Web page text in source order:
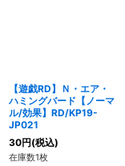
【遊戯RD】Ｎ・エア・
ハミングバード【ノーマ
ル/効果】RD/KP19-
JP021
30円(税込)
在庫数1枚